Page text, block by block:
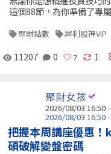
這個88節，為你準備了專
聚財點數 犀利股神VIP
11207 0 1
聚財女孩
2026/08/03 16:50
2026/08/03 16:50
把握本周講座優惠
碩破解變盤密碼